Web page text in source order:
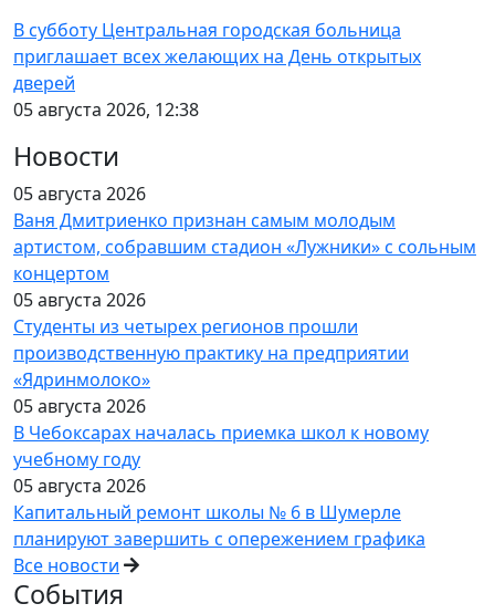
В субботу Центральная городская больница
приглашает всех желающих на День открытых
дверей
05 августа 2026, 12:38
Новости
05 августа 2026
Ваня Дмитриенко признан самым молодым
артистом, собравшим стадион «Лужники» с сольным
концертом
05 августа 2026
Студенты из четырех регионов прошли
производственную практику на предприятии
«Ядринмолоко»
05 августа 2026
В Чебоксарах началась приемка школ к новому
учебному году
05 августа 2026
Капитальный ремонт школы № 6 в Шумерле
планируют завершить с опережением графика
Все новости
События